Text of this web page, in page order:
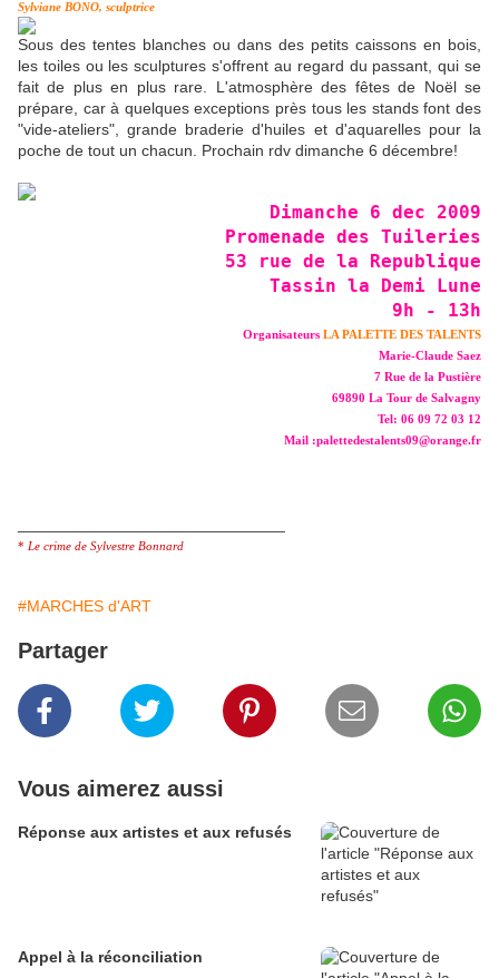
Sylviane BONO, sculptrice
Sous des tentes blanches ou dans des petits caissons en bois,
les toiles ou les sculptures s'offrent au regard du passant, qui se
fait de plus en plus rare. L'atmosphère des fêtes de Noël se
prépare, car à quelques exceptions près tous les stands font des
"vide-ateliers", grande braderie d'huiles et d'aquarelles pour la
poche de tout un chacun. Prochain rdv dimanche 6 décembre!
Dimanche 6 dec 2009
Promenade des Tuileries
53 rue de la Republique
Tassin la Demi Lune
9h - 13h
Organisateurs LA PALETTE DES TALENTS
Marie-Claude Saez
7 Rue de la Pustière
69890 La Tour de Salvagny
Tel: 06 09 72 03 12
Mail :palettedestalents09@orange.fr
* Le crime de Sylvestre Bonnard
#MARCHES d'ART
Partager
Vous aimerez aussi
Réponse aux artistes et aux refusés
Appel à la réconciliation